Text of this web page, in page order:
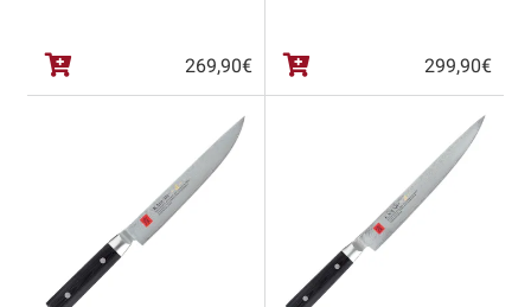
269,90€ 299,90€